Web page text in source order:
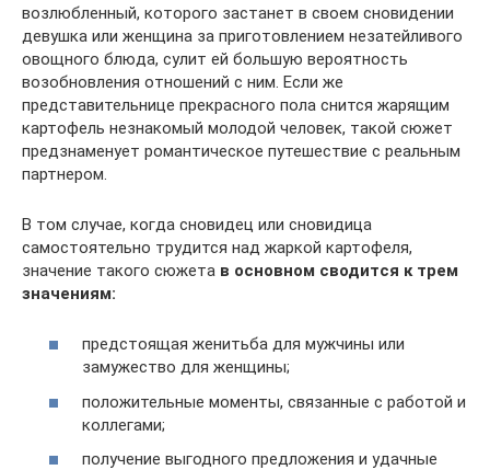
возлюбленный, которого застанет в своем сновидении
девушка или женщина за приготовлением незатейливого
овощного блюда, сулит ей большую вероятность
возобновления отношений с ним. Если же
представительнице прекрасного пола снится жарящим
картофель незнакомый молодой человек, такой сюжет
предзнаменует романтическое путешествие с реальным
партнером.
В том случае, когда сновидец или сновидица
самостоятельно трудится над жаркой картофеля,
значение такого сюжета в основном сводится к трем
значениям:
предстоящая женитьба для мужчины или
замужество для женщины;
положительные моменты, связанные с работой и
коллегами;
получение выгодного предложения и удачные